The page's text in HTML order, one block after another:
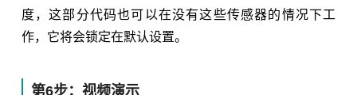
度，这部分代码也可以在没有这些传感器的情况下工
作，它将会锁定在默认设置。
第6步：视频演示